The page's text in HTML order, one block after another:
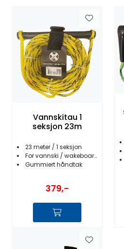
Vannskitau 1
seksjon 23m
23 meter / 1 seksjon
For vannski / wakeboard / kneeboard
Gummiert håndtak
379,-
Fortøyning
Fritid/Sikkerhet
Båtpleie/Opplag
Seil
Nyheter